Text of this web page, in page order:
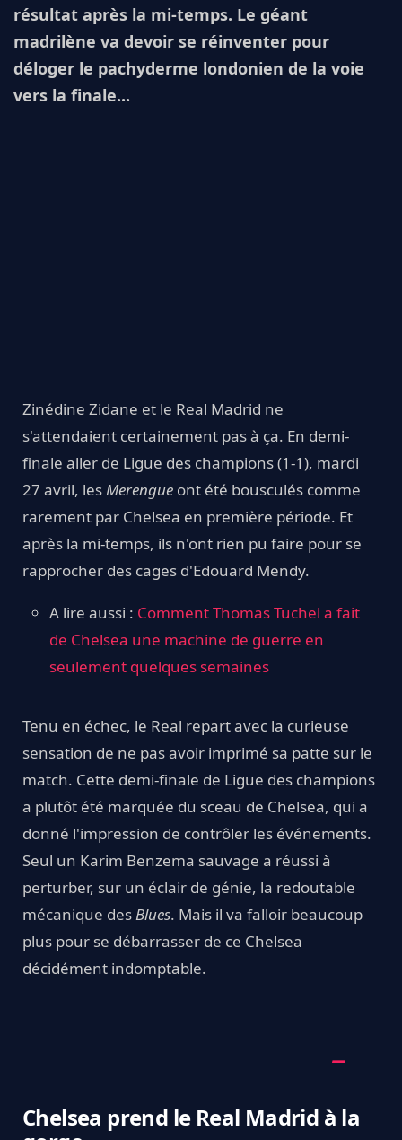
résultat après la mi-temps. Le géant
madrilène va devoir se réinventer pour
déloger le pachyderme londonien de la voie
vers la finale...
Zinédine Zidane et le Real Madrid ne
s'attendaient certainement pas à ça. En demi-
finale aller de Ligue des champions (1-1), mardi
27 avril, lesMerengue ont été bousculés comme
rarement par Chelsea en première période. Et
après la mi-temps, ils n'ont rien pu faire pour se
rapprocher des cages d'Edouard Mendy.
A lire aussi : Comment Thomas Tuchel a fait
de Chelsea une machine de guerre en
seulement quelques semaines
Tenu en échec, le Real repart avec la curieuse
sensation de ne pas avoir imprimé sa patte sur le
match. Cette demi-finale de Ligue des champions
a plutôt été marquée du sceau de Chelsea, qui a
donné l'impression de contrôler les événements.
Seul un Karim Benzema sauvage a réussi à
perturber, sur un éclair de génie, la redoutable
mécanique desBlues. Mais il va falloir beaucoup
plus pour se débarrasser de ce Chelsea
décidément indomptable.
Chelsea prend le Real Madrid à la